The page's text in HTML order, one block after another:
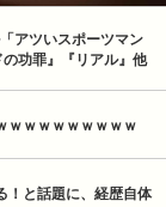
アツいスポーツマン
功罪』『リアル』他
ｗｗｗｗｗｗｗｗｗ
！と話題に、経歴自体